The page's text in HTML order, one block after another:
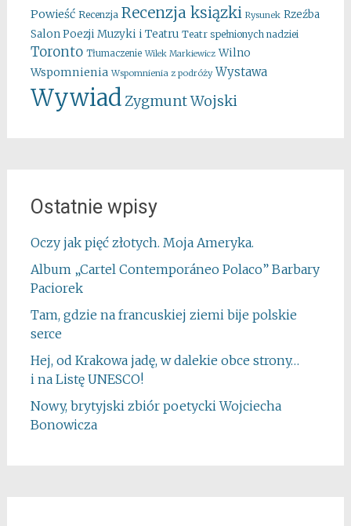
Powieść Recenzja Recenzja ksiązki Rysunek Rzeźba
Salon Poezji Muzyki i Teatru Teatr spełnionych nadziei
Toronto Tłumaczenie Wilek Markiewicz Wilno
Wspomnienia Wspomnienia z podróży Wystawa
WywiadZygmunt Wojski
Ostatnie wpisy
Oczy jak pięć złotych. Moja Ameryka.
Album „Cartel Contemporáneo Polaco” Barbary
Paciorek
Tam, gdzie na francuskiej ziemi bije polskie
serce
Hej, od Krakowa jadę, w dalekie obce strony…
i na Listę UNESCO!
Nowy, brytyjski zbiór poetycki Wojciecha
Bonowicza